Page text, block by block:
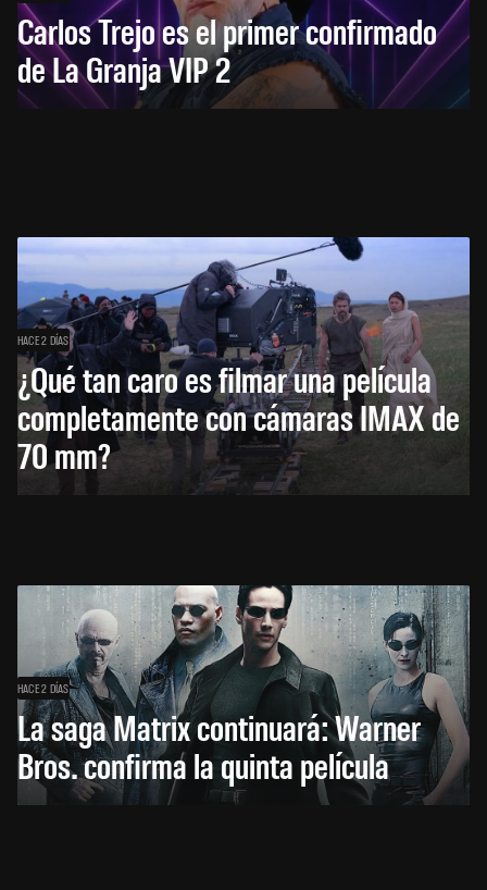
Carlos Trejo es el primer confirmado
de La Granja VIP 2
HACE 2 DÍAS
¿Qué tan caro es filmar una película
completamente con cámaras IMAX de
70 mm?
HACE 2 DÍAS
La saga Matrix continuará: Warner
Bros. confirma la quinta película